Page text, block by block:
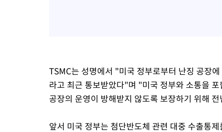
TSMC는 성명에서 "미국 정부로부터 난징 공장
라고 최근 통보받았다"며 "미국 정부와 소통을
공장의 운영이 방해받지 않도록 보장하기 위해
앞서 미국 정부는 첨단반도체 관련 대중 수출통